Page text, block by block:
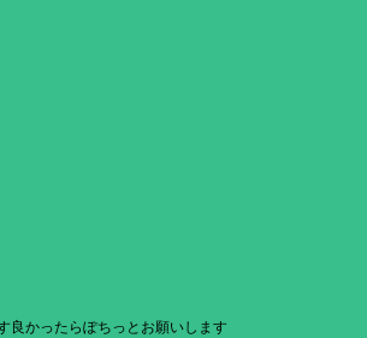
良かったらぽちっとお願いします